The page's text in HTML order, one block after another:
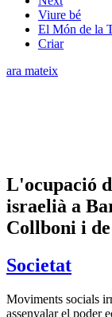
Viure bé
El Món de la
Criar
ara mateix
L'ocupació
israelià a
Collboni i
Societat
Moviments socials
assenyalar el poder